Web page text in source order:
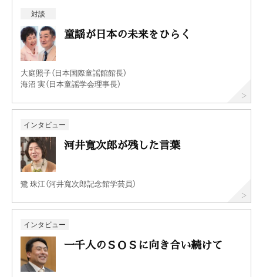
対談
童謡が日本の未来をひらく
大庭照子（日本国際童謡館館長）
海沼 実（日本童謡学会理事長）
インタビュー
河井寬次郎が残した言葉
鷺 珠江（河井寬次郎記念館学芸員）
インタビュー
一千人のＳＯＳに向き合い続けて